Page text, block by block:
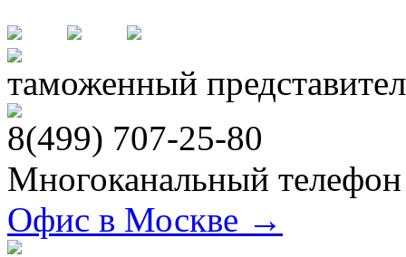
таможенный
8(499) 707-25-80
Многоканальный
Офис в Москве →